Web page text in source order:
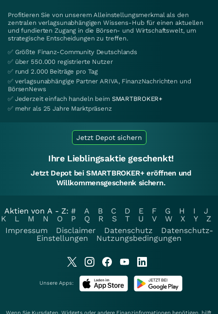
Profitieren Sie von unserem Alleinstellungsmerkmal als den
zentralen verlagsunabhängigen Wissens-Hub für einen aktuellen
und fundierten Zugang in die Börsen- und Wirtschaftswelt, um
strategische Entscheidungen zu treffen.
✅ Größte Finanz-Community Deutschlands
✅ über 550.000 registrierte Nutzer
✅ rund 2.000 Beiträge pro Tag
✅ verlagsunabhängige Partner ARIVA, FinanzNachrichten und
BörsenNews
✅ Jederzeit einfach handeln beim SMARTBROKER+
✅ mehr als 25 Jahre Marktpräsenz
Jetzt Depot sichern
Ihre Lieblingsaktie geschenkt!
Jetzt Depot bei SMARTBROKER+ eröffnen und
Willkommensgeschenk sichern.
Aktien von A - Z: # A B C D E F G H I
J
K
L M N O P Q R S T U V W X Y
Z
Impressum
Disclaimer Datenschutz
Datenschutz-
Einstellungen
Nutzungsbedingungen
Unsere Apps: